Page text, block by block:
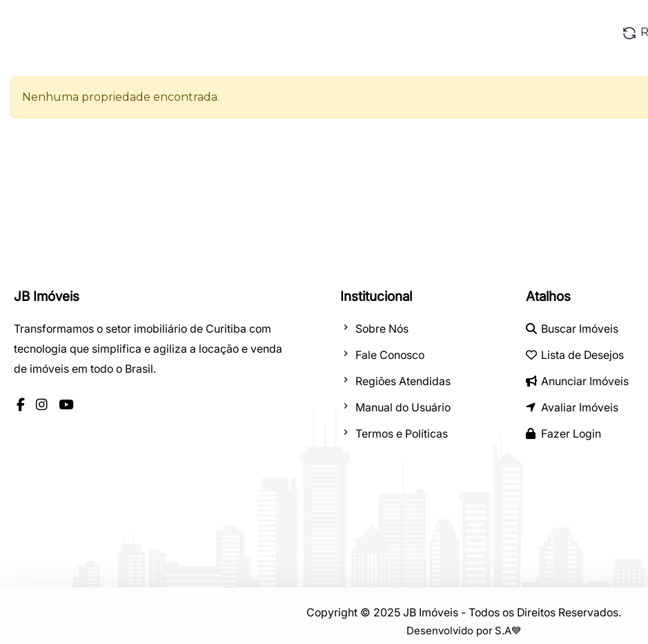
JB Imóveis
Transformamos o setor imobiliário de Curitiba com
tecnologia que simplifica e agiliza a locação e venda
de imóveis em todo o Brasil.
Institucional
Sobre Nós
Fale Conosco
Regiões Atendidas
Manual do Usuário
Termos e Políticas
Atalhos
Buscar Imóveis
Lista de Desejos
Anunciar Imóveis
Avaliar Imóveis
Fazer Login
Copyright © 2025 JB Imóveis - Todos os Direitos Reservados.
Desenvolvido por S.A💙